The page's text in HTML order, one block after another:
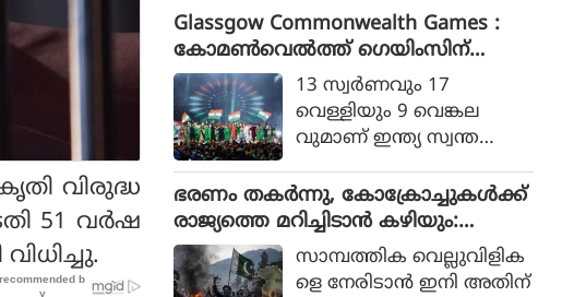
വിരുദ്ധ
51 വർഷ
Glassgow Commonwealth Games :
കോമൺവെൽത്ത് ഗെയിംസിന്
ഗ്ലാസ്ഗോയിൽ കൊടിയിറങ്ങി, മെഡ
ൽ നേട്ടത്തിൽ ഇന്ത്യ നാലാമത്
13 സ്വര്‍ണവും 17
വെള്ളിയും 9 വെങ്കല
വുമാണ് ഇന്ത്യ സ്വന്ത
ഭരണം തകര്‍ന്നു, കോക്രോച്ചുകള്‍ക്ക്
രാജ്യത്തെ മറിച്ചിടാന്‍ കഴിയും:
പാകിസ്ഥാന്‍ ആഭ്യന്തര മന്ത്രി
മൊഹ്സിന്‍ നഖ്വി
സാമ്പത്തിക വെല്ലുവിളിക
ളെ നേരിടാന്‍ ഇനി അതിന്